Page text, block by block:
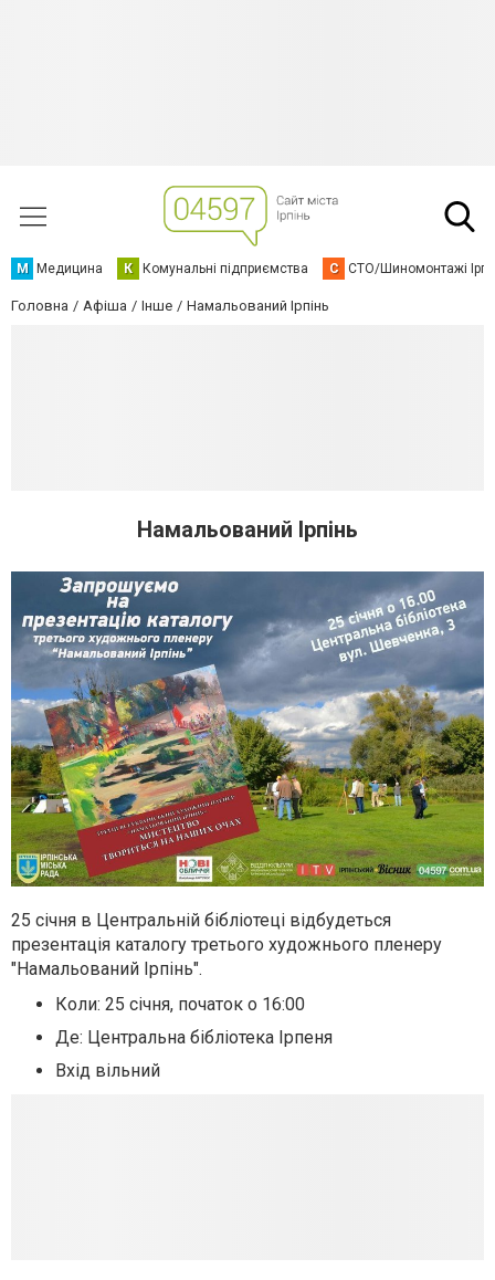
М Медицина К Комунальні підприємства С СТО/Шиномонтажі
Головна Афіша Інше Намальований Ірпінь
Намальований Ірпінь
25 січня в Центральній бібліотеці відбудеться
презентація каталогу третього художнього пленеру
"Намальований Ірпінь".
Коли: 25 січня, початок о 16:00
Де: Центральна бібліотека Ірпеня
Вхід вільний